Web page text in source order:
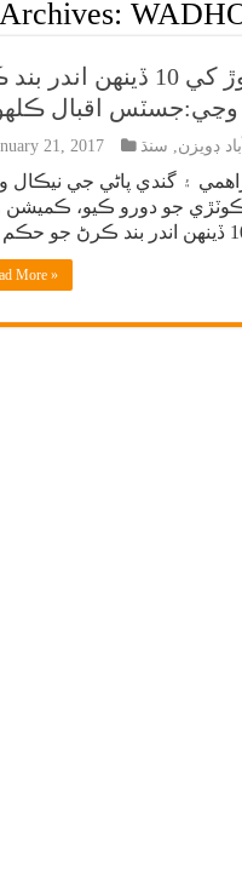
ڪوٽڙي: واڌو واهه ۾ گندي پاڻي جي ڇوڙ کي 10 ڏينهن
وڃي:جسٽس اقبال
21, 2017 ڊويزن, سنڌ
۽ گندي پاڻي جي نيڪال
ڪوٽڙي جو دورو ڪيو، ڪميشن
More »